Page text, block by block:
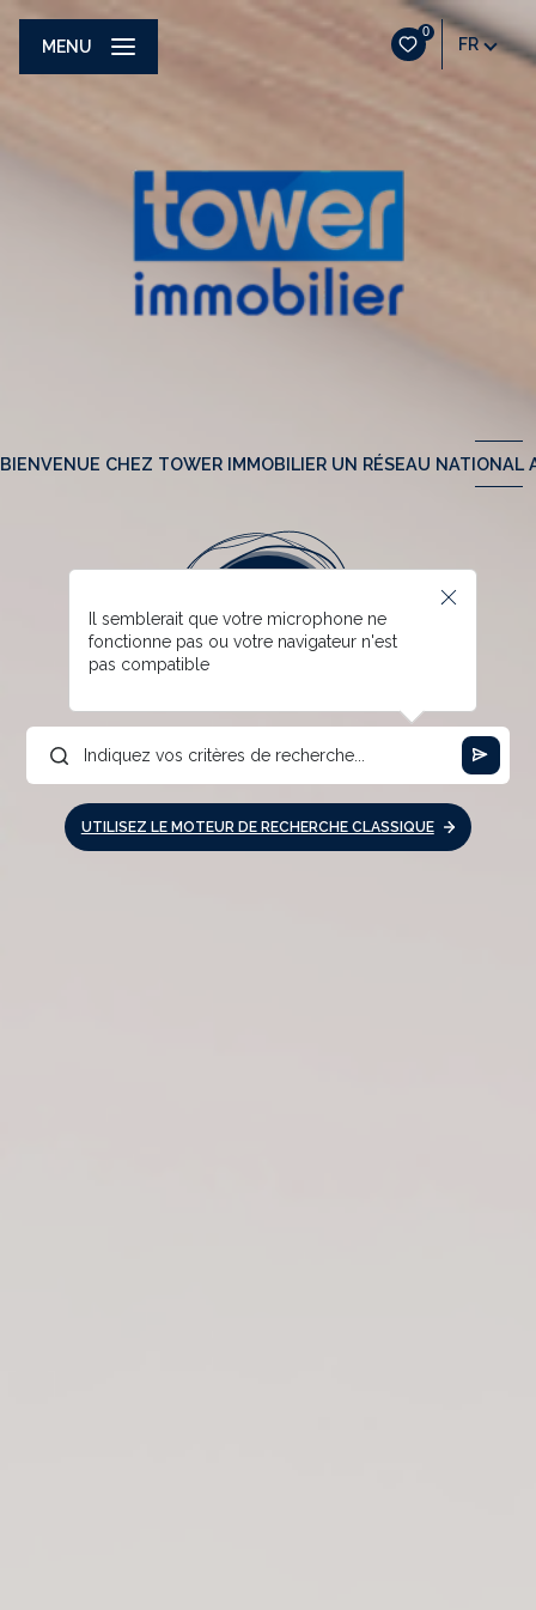
0
FR
MENU
BIENVENUE CHEZ TOWER IMMOBILIER UN RÉSEAU NATIONAL
Il semblerait que votre microphone ne
fonctionne pas ou votre navigateur n'est
pas compatible
UTILISEZ LE MOTEUR DE RECHERCHE CLASSIQUE